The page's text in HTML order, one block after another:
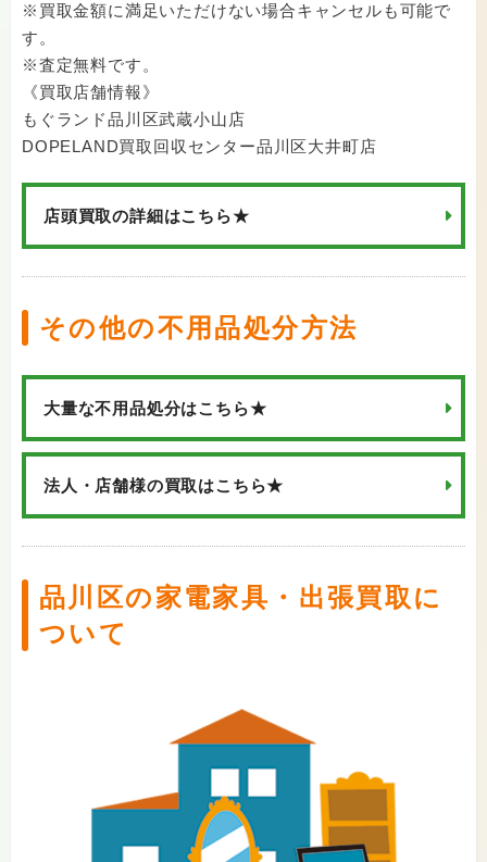
※買取金額に満足いただけない場合キャンセルも可能で
す。
※査定無料です。
《買取店舗情報》
もぐランド品川区武蔵小山店
DOPELAND買取回収センター品川区大井町店
店頭買取の詳細はこちら★
その他の不用品処分方法
大量な不用品処分はこちら★
法人・店舗様の買取はこちら★
品川区の家電家具・出張買取に
ついて